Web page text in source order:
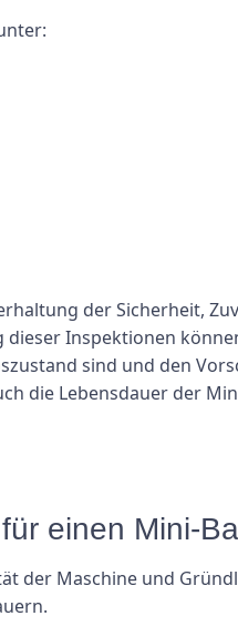
der Sicherheit,
Inspektionen
sind und den
die Lebensdauer der
einen Mini-
der Maschine und